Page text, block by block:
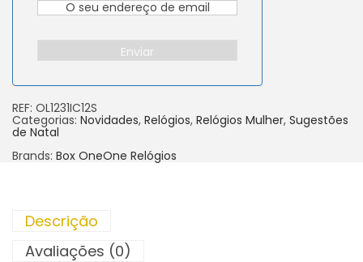
Enviar
REF: OL1231IC12S
Categorias: Novidades, Relógios, Relógios Mulher, Sugestões
de Natal
Brands: Box OneOne Relógios
Descrição
Avaliações (0)